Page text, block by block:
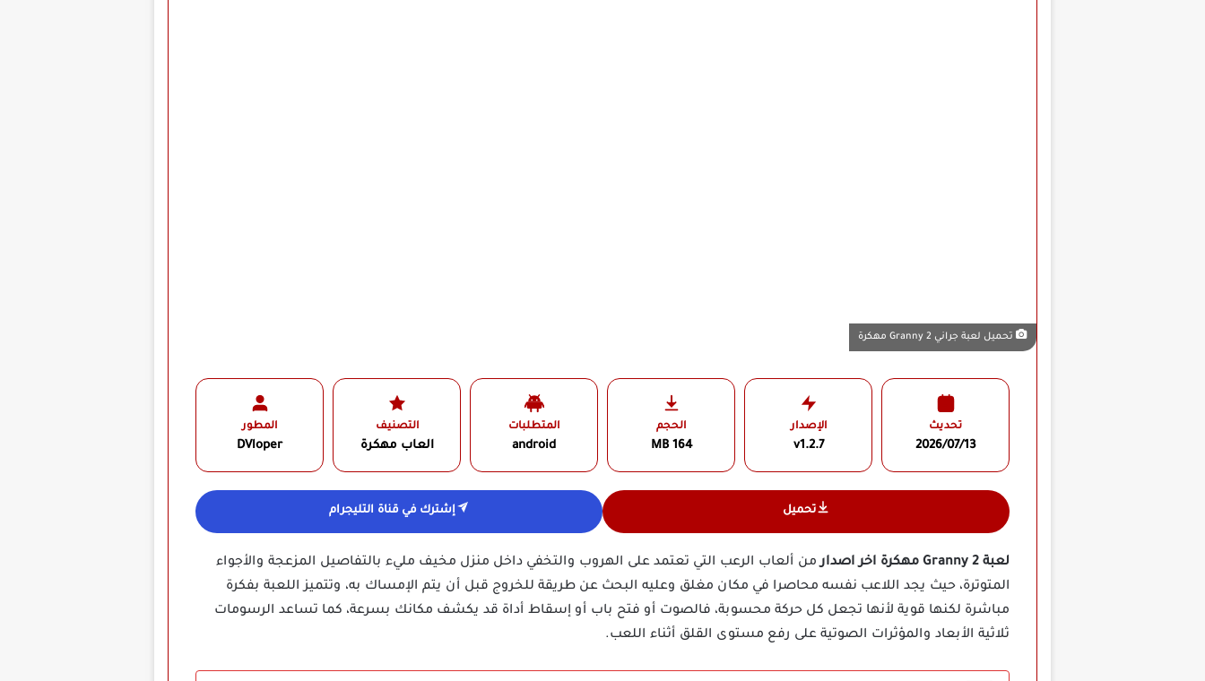
تحميل لعبة جراني Granny 2 مهكرة
تحديث
2026/07/13
الإصدار
v1.2.7
الحجم
164 MB
المتطلبات
android
التصنيف
العاب مهكرة
المطور
DVloper‏
تحميل إشترك في قناة التليجرام
لعبة Granny 2 مهكرة اخر اصدار
من ألعاب الرعب التي تعتمد على الهروب والتخفي داخل منزل مخيف مليء بالتفاصيل المزعجة والأجواء
المتوترة، حيث يجد اللاعب نفسه محاصرا في مكان مغلق وعليه البحث عن طريقة للخروج قبل أن يتم الإمساك به، وتتميز اللعبة بفكرة
مباشرة لكنها قوية لأنها تجعل كل حركة محسوبة، فالصوت أو فتح باب أو إسقاط أداة قد يكشف مكانك بسرعة، كما تساعد الرسومات
ثلاثية الأبعاد والمؤثرات الصوتية على رفع مستوى القلق أثناء اللعب.